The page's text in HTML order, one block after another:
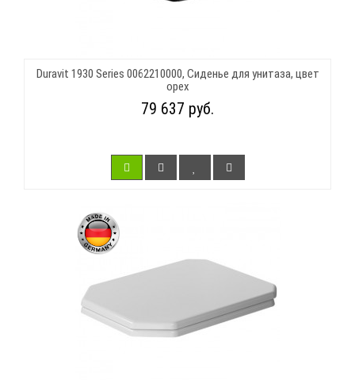
Duravit 1930 Series 0062210000, Сиденье для унитаза, цвет
орех
79 637 руб.